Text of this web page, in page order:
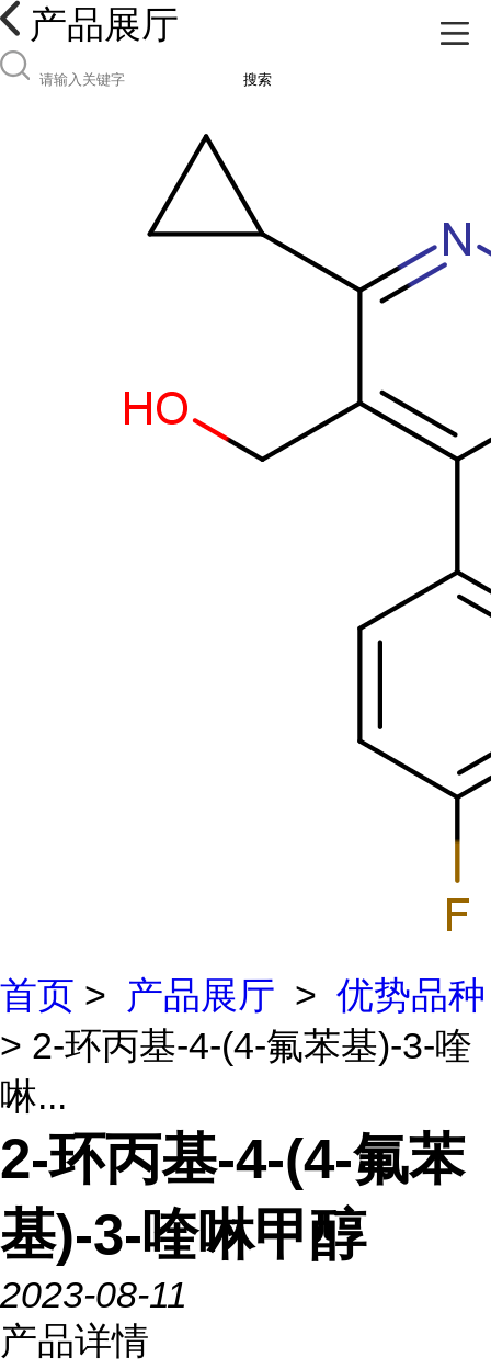
产品展厅
搜索
首页 > 产品展厅 > 优势品种
> 2-环丙基-4-(4-氟苯基)-3-喹
啉...
2-环丙基-4-(4-氟苯
基)-3-喹啉甲醇
2023-08-11
产品详情